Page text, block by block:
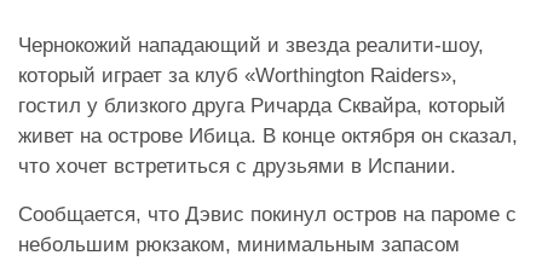
Чернокожий нападающий и звезда реалити-шоу,
который играет за клуб «Worthington Raiders»,
гостил у близкого друга Ричарда Сквайра, который
живет на острове Ибица. В конце октября он сказал,
что хочет встретиться с друзьями в Испании.
Сообщается, что Дэвис покинул остров на пароме с
небольшим рюкзаком, минимальным запасом